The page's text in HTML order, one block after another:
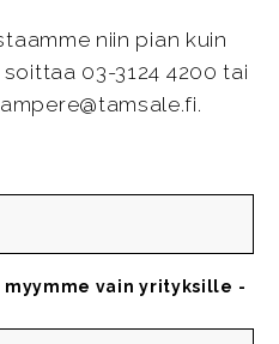
niin pian kuin
03-3124 4200 tai
vain yrityksille -